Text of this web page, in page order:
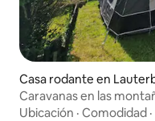
Casa rodante en
Caravanas en las
Ubicación · Comodidad ·